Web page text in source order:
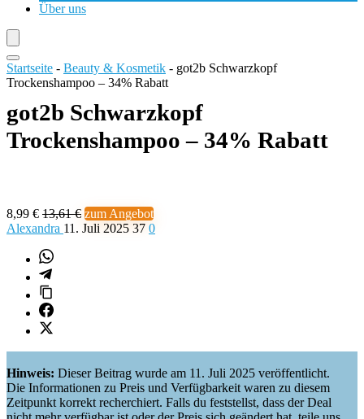
Über uns
Startseite - Beauty & Kosmetik - got2b Schwarzkopf
Trockenshampoo – 34% Rabatt
got2b Schwarzkopf
Trockenshampoo – 34% Rabatt
8,99 € 13,61 € zum Angebot
Alexandra 11. Juli 2025 37 0
Hinweis: Dieser Beitrag wurde am 11. Juli 2025 veröffentlicht.
Die Informationen zu Preis und Verfügbarkeit waren zu diesem
Zeitpunkt korrekt recherchiert. Falls du feststellst, dass der Deal